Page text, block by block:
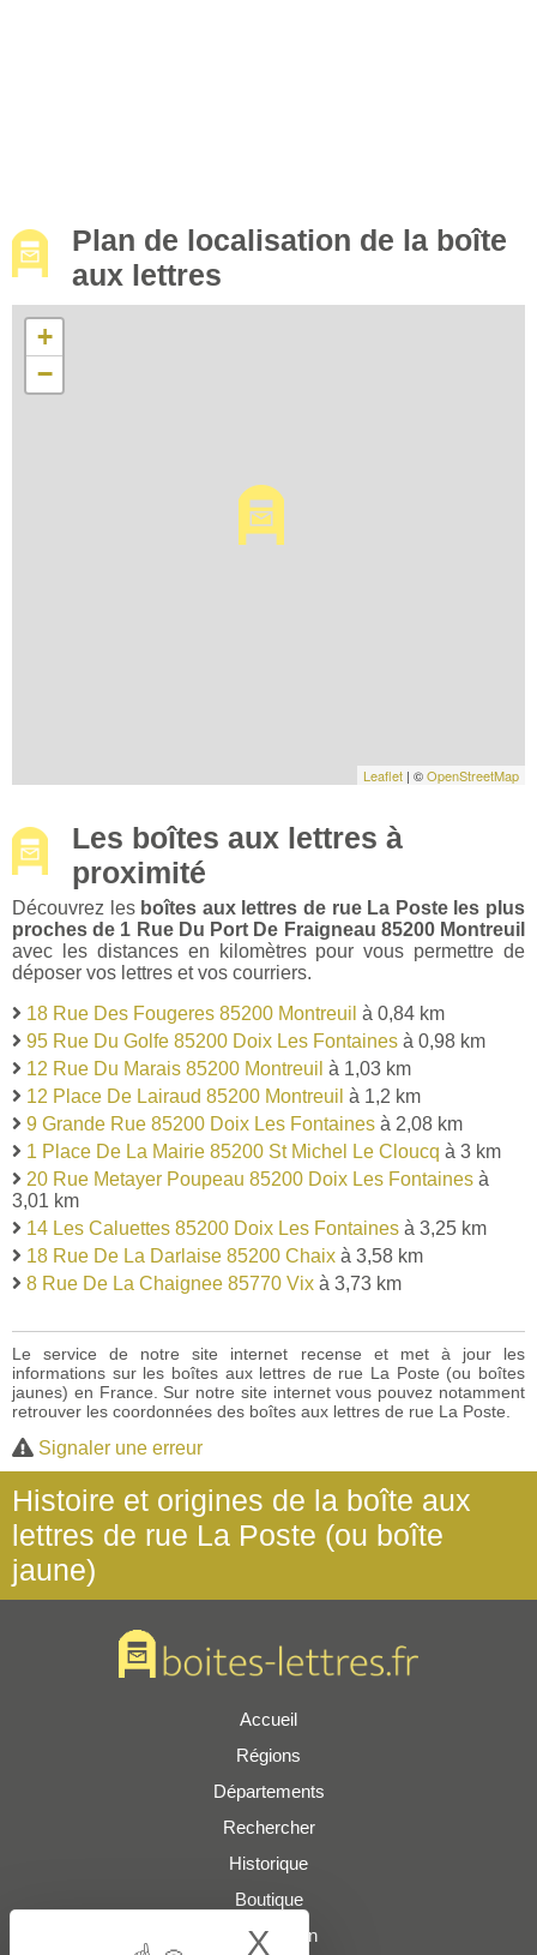
Plan de localisation de la boîte
aux lettres
+
−
Leaflet | ©OpenStreetMap
Les boîtes aux lettres à
proximité
Découvrez les boîtes aux lettres de rue La Poste les plus
proches de 1 Rue Du Port De Fraigneau 85200 Montreuil
avec les distances en kilomètres pour vous permettre de
déposer vos lettres et vos courriers.
18 Rue Des Fougeres 85200 Montreuil à 0,84 km
95 Rue Du Golfe 85200 Doix Les Fontaines à 0,98 km
12 Rue Du Marais 85200 Montreuil à 1,03 km
12 Place De Lairaud 85200 Montreuil à 1,2 km
9 Grande Rue 85200 Doix Les Fontaines à 2,08 km
1 Place De La Mairie 85200 St Michel Le Cloucq à 3 km
20 Rue Metayer Poupeau 85200 Doix Les Fontaines à
3,01 km
14 Les Caluettes 85200 Doix Les Fontaines à 3,25 km
18 Rue De La Darlaise 85200 Chaix à 3,58 km
8 Rue De La Chaignee 85770 Vix à 3,73 km
Le service de notre site internet recense et met à jour les
informations sur les boîtes aux lettres de rue La Poste (ou boîtes
jaunes) en France. Sur notre site internet vous pouvez notamment
retrouver les coordonnées des boîtes aux lettres de rue La Poste.
Signaler une erreur
Histoire et origines de la boîte aux
lettres de rue La Poste (ou boîte
jaune)
Accueil
Régions
Départements
Rechercher
Historique
Boutique
Présentation
X Hide cookie